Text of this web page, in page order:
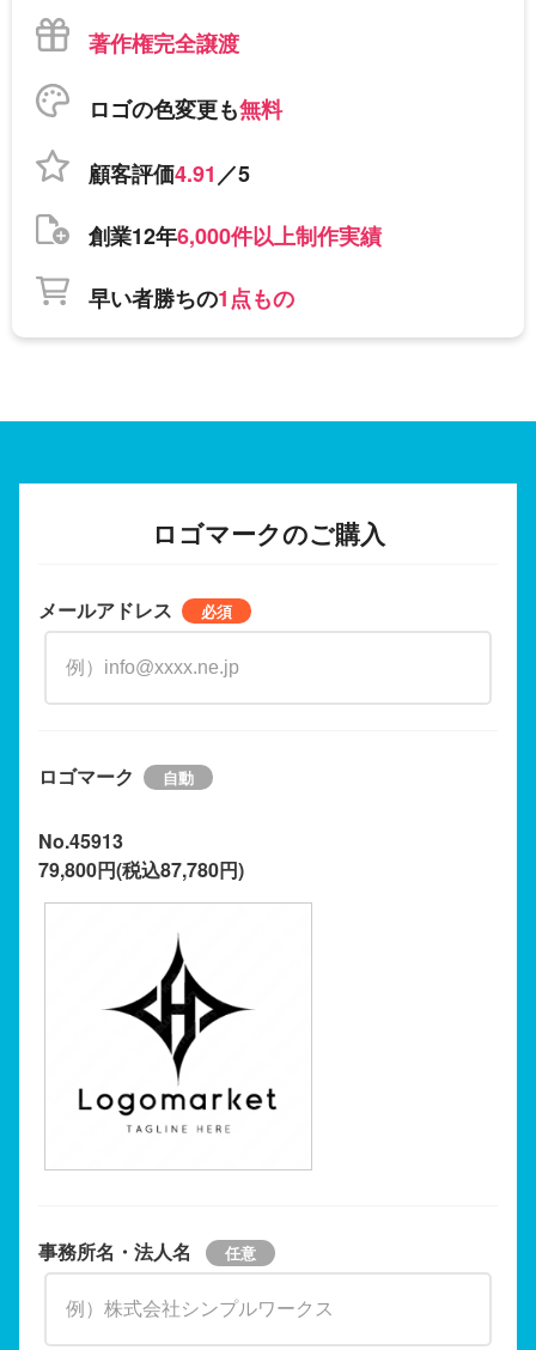
著作権完全譲渡
ロゴの色変更も無料
顧客評価4.91／5
創業12年6,000件以上制作実績
早い者勝ちの1点もの
ロゴマークのご購入
メールアドレス
ロゴマーク
No.45913
79,800円(税込87,780円)
事務所名・法人名